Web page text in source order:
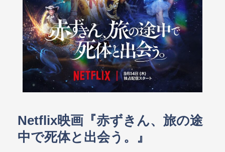
Netflix映画『赤ずきん、旅の途
中で死体と出会う。』